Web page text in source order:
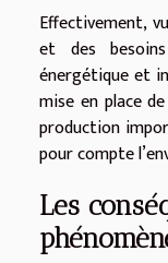
Effectivement,
et des
énergétique et
mise en place
production
pour compte
Les